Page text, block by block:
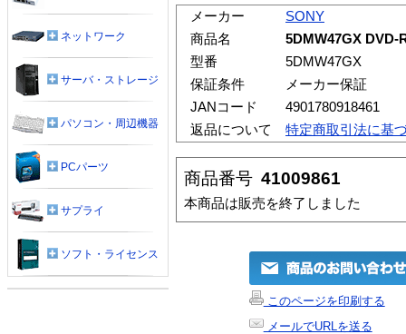
メーカー
SONY
商品名
5DMW47GX DVD-
型番
5DMW47GX
保証条件
メーカー保証
JANコード
4901780918461
返品について
特定商取引法に基
商品番号 41009861
本商品は販売を終了しました
このページを印刷する
メールでURLを送る
ネットワーク
サーバ・ストレージ
パソコン・周辺機器
PCパーツ
サプライ
ソフト・ライセンス